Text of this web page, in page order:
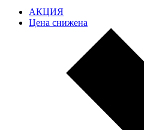
АКЦИЯ
Цена снижена